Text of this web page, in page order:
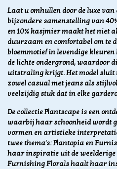
Laat u omhullen door de luxe van
bijzondere samenstelling van
en 10% kasjmier maakt het niet
duurzaam en comfortabel om te
bloemmotief in levendige
de lichte ondergrond, waardoor
uitstraling krijgt. Het model sluit
zowel casual met jeans als
veelzijdig stuk dat in elke
De collectie Plantscape is een
waarbij haar schoonheid wordt
vormen en artistieke
twee thema's: Plantopia en
haar inspiratie uit de weelderige
Furnishing Florals haalt haar